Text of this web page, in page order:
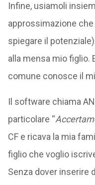
Infine, usiamoli
approssimazione
spiegare il
alla mensa mio figlio.
comune conosce il
Il software chiama
particolare “
CF e ricava la mia
figlio che voglio
Senza dover inserire